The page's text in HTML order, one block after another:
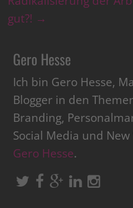
gut?! →
Gero Hesse
Ich bin Gero Hesse,
Blogger in den
Branding,
Social Media und New
Gero Hesse.